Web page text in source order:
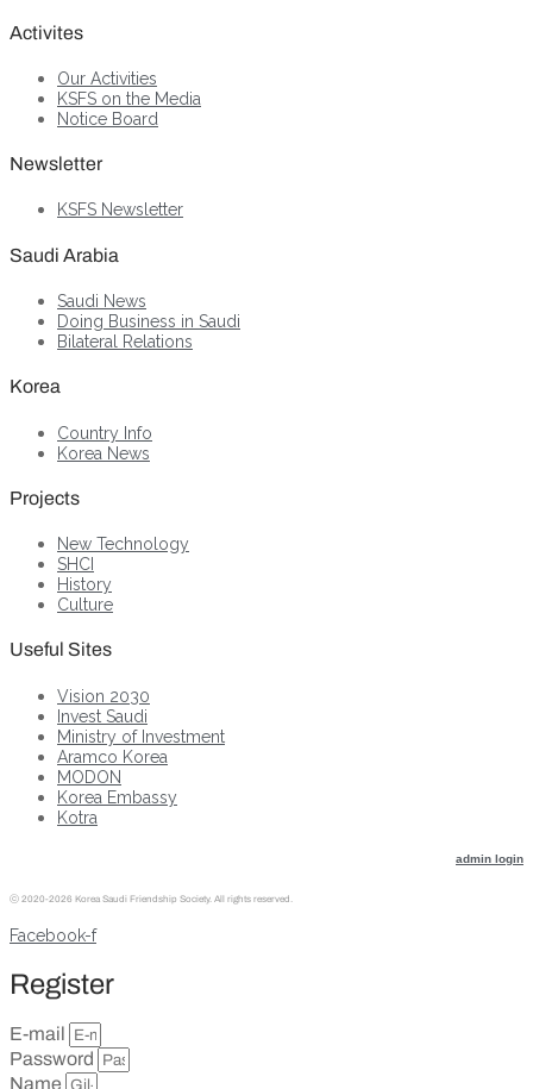
Activites
Our Activities
KSFS on the Media
Notice Board
Newsletter
KSFS Newsletter
Saudi Arabia
Saudi News
Doing Business in Saudi
Bilateral Relations
Korea
Country Info
Korea News
Projects
New Technology
SHCI
History
Culture
Useful Sites
Vision 2030
Invest Saudi
Ministry of Investment
Aramco Korea
MODON
Korea Embassy
Kotra
admin login
ⓒ 2020-2026 Korea Saudi Friendship Society. All rights reserved.
Facebook-f
Register
E-mail
Password
Name